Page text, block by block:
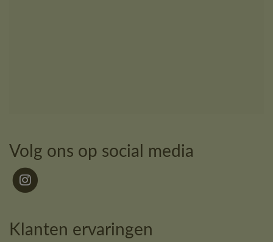
Volg ons op social media
Klanten ervaringen